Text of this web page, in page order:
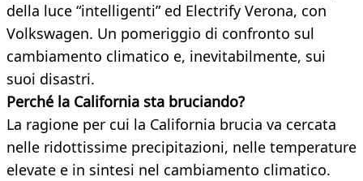
della luce “intelligenti” ed Electrify Verona, con
Volkswagen. Un pomeriggio di confronto sul
cambiamento climatico e, inevitabilmente, sui
suoi disastri.
Perché la California sta bruciando?
La ragione per cui la California brucia va cercata
nelle ridottissime precipitazioni, nelle temperature
elevate e in sintesi nel cambiamento climatico.